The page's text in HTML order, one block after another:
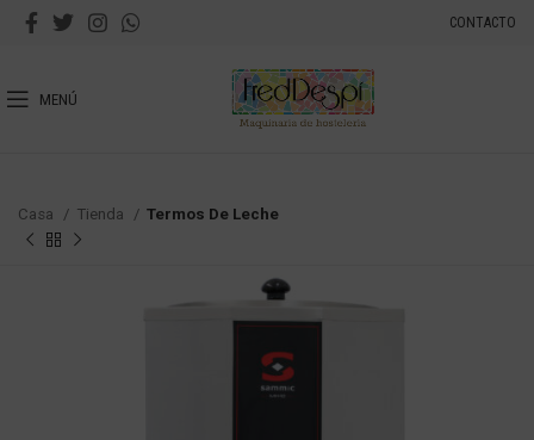
CONTACTO
MENÚ
Casa Tienda Termos De Leche